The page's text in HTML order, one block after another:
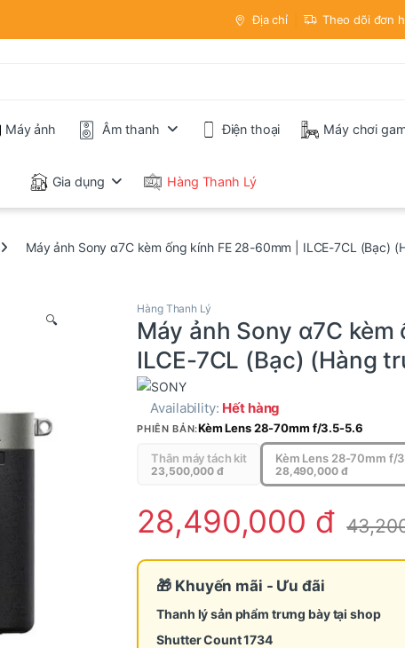
Địa chỉ Theo dõi đơn
Máy ảnh Âm thanh Điện thoại Máy chơi
Gia dụng Hàng Thanh Lý
Máy ảnh Sony α7C kèm ống kính FE 28-60mm | ILCE-7CL (Bạc)
🔍
Hàng Thanh Lý
Máy ảnh Sony α7C kèm
ILCE-7CL (Bạc) (Hàng
Availability: Hết hàng
PHIÊN BẢN:Kèm Lens 28-70mm f/3.5-5.6
Thân máy tách kit
23,500,000 đ
Kèm Lens 28-70mm f/
28,490,000 đ
28,490,000 đ
🎁 Khuyến mãi - Ưu đãi
Thanh lý sản phẩm trưng bày tại shop
Shutter Count 1734